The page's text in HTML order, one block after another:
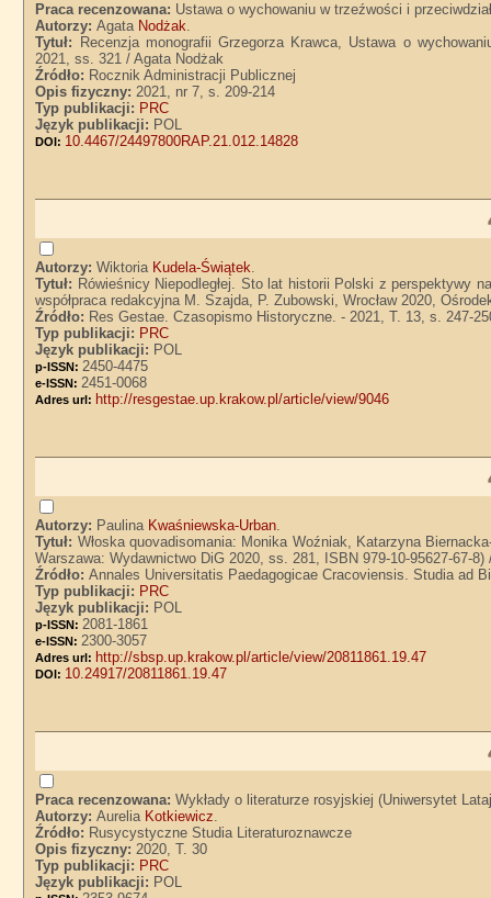
Praca recenzowana: Ustawa o wychowaniu w trzeźwości i
Autorzy:Agata Nodżak.
Tytuł:
Recenzja monografii Grzegorza Krawca, Ustawa o
2021, ss. 321 / Agata Nodżak
Źródło: Rocznik Administracji Publicznej
Opis fizyczny:2021, nr 7, s. 209-214
Typ publikacji: PRC
Język publikacji: POL
DOI: 10.4467/24497800RAP.21.012.14828
Autorzy:Wiktoria Kudela-Świątek.
Tytuł: Rówieśnicy Niepodległej. Sto lat historii Polski z perspektywy
współpraca redakcyjna M. Szajda, P. Zubowski, Wrocław 2020,
Źródło: Res Gestae. Czasopismo Historyczne. - 2021, T. 13, s. 247-
Typ publikacji: PRC
Język publikacji: POL
p-ISSN: 2450-4475
e-ISSN: 2451-0068
Adres url: http://resgestae.up.krakow.pl/article/view/9046
Autorzy: Paulina Kwaśniewska-Urban.
Tytuł: Włoska quovadisomania: Monika Woźniak, Katarzyna
Warszawa: Wydawnictwo DiG 2020, ss. 281, ISBN 979-10-95627-67-
Źródło:Annales Universitatis Paedagogicae Cracoviensis. Studia ad
Typ publikacji: PRC
Język publikacji: POL
p-ISSN: 2081-1861
e-ISSN: 2300-3057
Adres url: http://sbsp.up.krakow.pl/article/view/20811861.19.47
DOI: 10.24917/20811861.19.47
Praca recenzowana:Wykłady o literaturze rosyjskiej (Uniwersytet
Autorzy:Aurelia Kotkiewicz.
Źródło: Rusycystyczne Studia Literaturoznawcze
Opis fizyczny:2020, T. 30
Typ publikacji: PRC
Język publikacji: POL